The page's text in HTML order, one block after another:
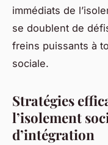
immédiats de
se doublent de
freins puissants à
sociale.
Stratégies
l’isolement
d’intégration